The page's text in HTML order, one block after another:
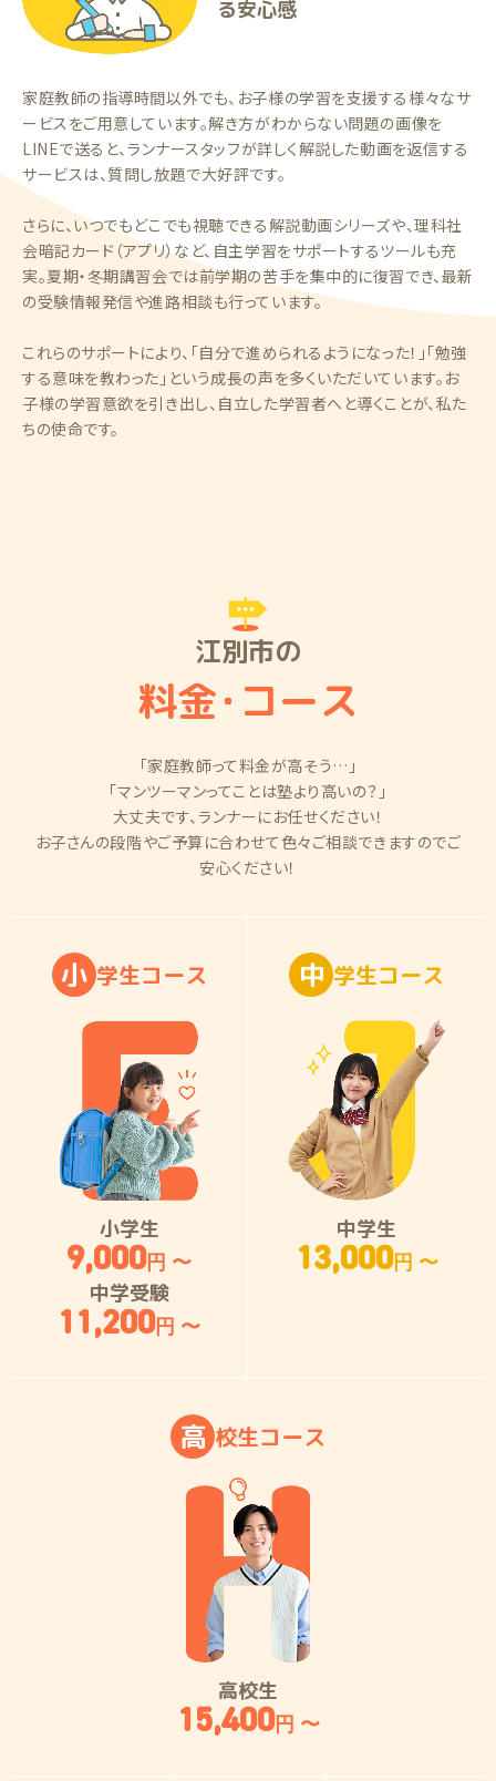
る安心感
家庭教師の指導時間以外でも、お子様の学習を支援する様々なサ
ービスをご用意しています。解き方がわからない問題の画像を
LINEで送ると、ランナースタッフが詳しく解説した動画を返信する
サービスは、質問し放題で大好評です。
さらに、いつでもどこでも視聴できる解説動画シリーズや、理科社
会暗記カード（アプリ）など、自主学習をサポートするツールも充
実。夏期・冬期講習会では前学期の苦手を集中的に復習でき、最新
の受験情報発信や進路相談も行っています。
これらのサポートにより、「自分で進められるようになった！」「勉強
する意味を教わった」という成長の声を多くいただいています。お
子様の学習意欲を引き出し、自立した学習者へと導くことが、私た
ちの使命です。
江別市の
料金・コース
「家庭教師って料金が高そう…」
「マンツーマンってことは塾より高いの？」
大丈夫です、ランナーにお任せください！
お子さんの段階やご予算に合わせて色々ご相談できますのでご
安心ください！
小 学生コース
小学生
9,000円 〜
中学受験
11,200円 〜
中 学生コース
中学生
13,000円 〜
高 校生コース
高校生
15,400円 〜